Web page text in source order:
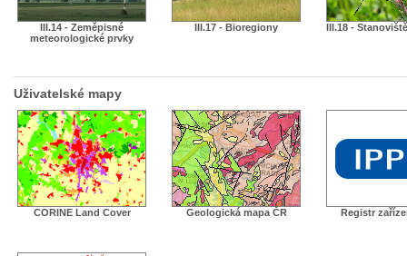
III.14 - Zeměpisné
meteorologické prvky
III.17 - Bioregiony III.18 -
Uživatelské mapy
CORINE Land Cover Geologická mapa ČR Registr